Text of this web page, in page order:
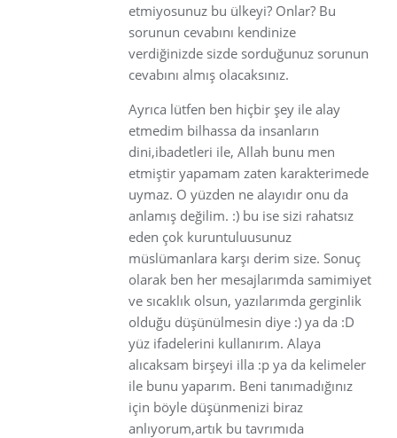
etmiyosunuz bu ülkeyi? Onlar? Bu
sorunun cevabını kendinize
verdiğinizde sizde sorduğunuz sorunun
cevabını almış olacaksınız.
Ayrıca lütfen ben hiçbir şey ile alay
etmedim bilhassa da insanların
dini,ibadetleri ile, Allah bunu men
etmiştir yapamam zaten karakterimede
uymaz. O yüzden ne alayıdır onu da
anlamış değilim. :) bu ise sizi rahatsız
eden çok kuruntuluusunuz
müslümanlara karşı derim size. Sonuç
olarak ben her mesajlarımda samimiyet
ve sıcaklık olsun, yazılarımda gerginlik
olduğu düşünülmesin diye :) ya da :D
yüz ifadelerini kullanırım. Alaya
alıcaksam birşeyi illa :p ya da kelimeler
ile bunu yaparım. Beni tanımadığınız
için böyle düşünmenizi biraz
anlıyorum,artık bu tavrımıda